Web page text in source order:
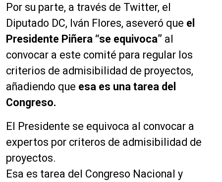
Por su parte, a través de Twitter, el
Diputado DC, Iván Flores, aseveró que el
Presidente Piñera “se equivoca” al
convocar a este comité para regular los
criterios de admisibilidad de proyectos,
añadiendo que esa es una tarea del
Congreso.
El Presidente se equivoca al convocar a
expertos por criteros de admisibilidad de
proyectos.
Esa es tarea del Congreso Nacional y